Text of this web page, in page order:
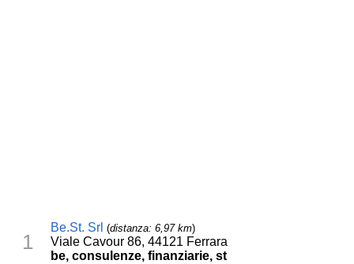
1
Be.St. Srl (distanza: 6,97 km)
Viale Cavour 86, 44121 Ferrara
be, consulenze, finanziarie, st